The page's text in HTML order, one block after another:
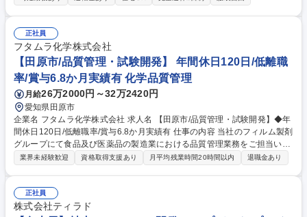
外観・寸法・意匠等限度決め、生技との顧客要求事項満足度評価 ■工程監
査：製造との品質要求事項満足度確認、仕入先様品質レベル向上、是正・
指導 ■クレーム対応：顧客要求非適合品の是正、再発防止・未然防止活動
募集職種 143《稲沢》生準・量産品質管理（電子部品）品質未経験者も歓
迎/残業月平均15h
正社員
フタムラ化学株式会社
【田原市/品質管理・試験開発】 年間休日120日/低離職
率/賞与6.8か月実績有 化学品質管理
月給26万2000円～32万2420円
愛知県田原市
企業名 フタムラ化学株式会社 求人名 【田原市/品質管理・試験開発】◆年
間休日120日/低離職率/賞与6.8か月実績有 仕事の内容 当社のフィルム製剤
グループにて食品及び医薬品の製造業における品質管理業務をご担当いた
だきます。 【試験開発・品質管理業務】■試験法開発：問題・課題に対し
に対する確立した試験方法で試験実施（機器管理も含め） 【開発業務】■
テーブル試作にて可食フィルム製作■特許調査 【その他】５S・安全パト
業界未経験歓迎 資格取得支援あり 月平均残業時間20時間以内 退職金あり
正社員
株式会社ティラド